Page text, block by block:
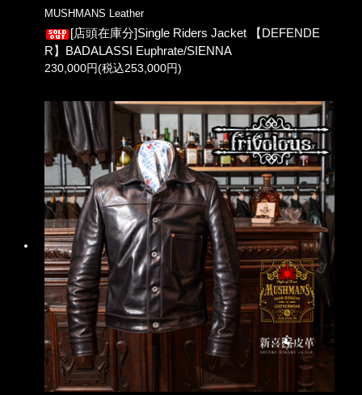
MUSHMANS Leather
[店頭在庫分]Single Riders Jacket 【DEFENDE
R】BADALASSI Euphrate/SIENNA
230,000円(税込253,000円)